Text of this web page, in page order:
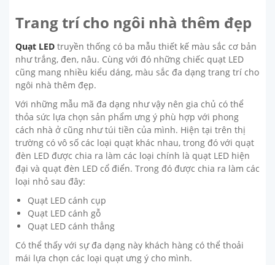
Trang trí cho ngôi nhà thêm đẹp
Quạt LED truyền thống có ba mẫu thiết kế màu sắc cơ bản
như trắng, đen, nâu. Cùng với đó những chiếc quạt LED
cũng mang nhiều kiểu dáng, màu sắc đa dạng trang trí cho
ngôi nhà thêm đẹp.
Với những mẫu mã đa dạng như vậy nên gia chủ có thể
thỏa sức lựa chọn sản phẩm ưng ý phù hợp với phong
cách nhà ở cũng như túi tiền của mình. Hiện tại trên thị
trường có vô số các loại quạt khác nhau, trong đó với quạt
đèn LED được chia ra làm các loại chính là quạt LED hiện
đại và quạt đèn LED cổ điển. Trong đó được chia ra làm các
loại nhỏ sau đây:
Quạt LED cánh cụp
Quạt LED cánh gỗ
Quạt LED cánh thẳng
Có thể thấy với sự đa dạng này khách hàng có thể thoải
mái lựa chọn các loại quạt ưng ý cho mình.